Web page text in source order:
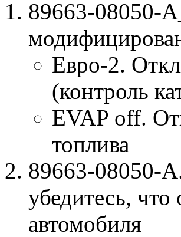
89663-08050-
Евро-2.
(контроль
EVAP off.
топлива
89663-08050-
убедитесь, что
автомобиля